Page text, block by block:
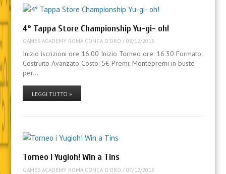
4° Tappa Store Championship Yu-gi- oh!
GAMES ACADEMY ROMA CONCA D'ORO / 08/12/2013
Inizio iscrizioni ore 16.00 Inizio Torneo ore: 16.30 Formato:
Costruito Avanzato Costo: 5€ Premi: Montepremi in buste
per…
LEGGI TUTTO »
Torneo i Yugioh! Win a Tins
GAMES ACADEMY ROMA CONCA D'ORO / 07/12/2013